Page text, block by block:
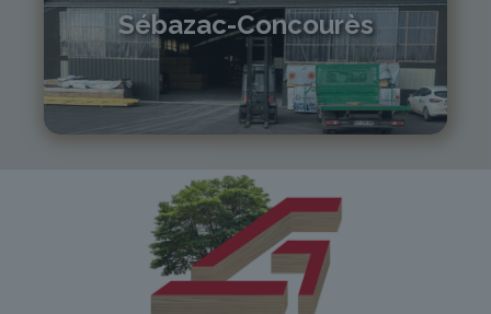
Sébazac-Concourès
05 81 55 83 89
monistrol@gabriel-sa.fr